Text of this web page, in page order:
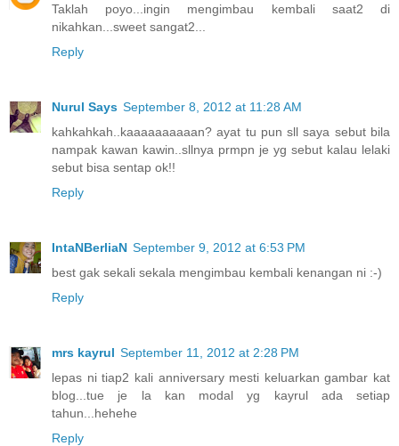
Taklah poyo...ingin mengimbau kembali saat2 di
nikahkan...sweet sangat2...
Reply
Nurul Says September 8, 2012 at 11:28 AM
kahkahkah..kaaaaaaaaaan? ayat tu pun sll saya sebut bila
nampak kawan kawin..sllnya prmpn je yg sebut kalau lelaki
sebut bisa sentap ok!!
Reply
IntaNBerliaN September 9, 2012 at 6:53 PM
best gak sekali sekala mengimbau kembali kenangan ni :-)
Reply
mrs kayrul September 11, 2012 at 2:28 PM
lepas ni tiap2 kali anniversary mesti keluarkan gambar kat
blog...tue je la kan modal yg kayrul ada setiap
tahun...hehehe
Reply